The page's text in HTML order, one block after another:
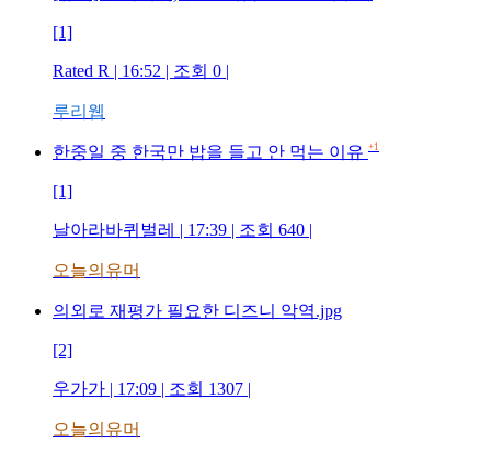
[1]
Rated R | 16:52 | 조회 0 |
루리웹
한중일 중 한국만 밥을 들고 안 먹는 이유 +1
[1]
날아라바퀴벌레 | 17:39 | 조회 640 |
오늘의유머
의외로 재평가 필요한 디즈니 악역.jpg
[2]
우가가 | 17:09 | 조회 1307 |
오늘의유머